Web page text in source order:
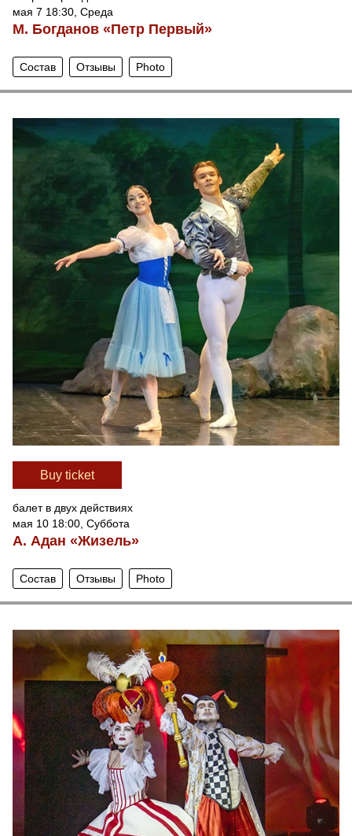
мая 7 18:30, Среда
М. Богданов «Петр Первый»
Состав Отзывы Photo
Вuy ticket
балет в двух действиях
мая 10 18:00, Суббота
А. Адан «Жизель»
Состав Отзывы Photo